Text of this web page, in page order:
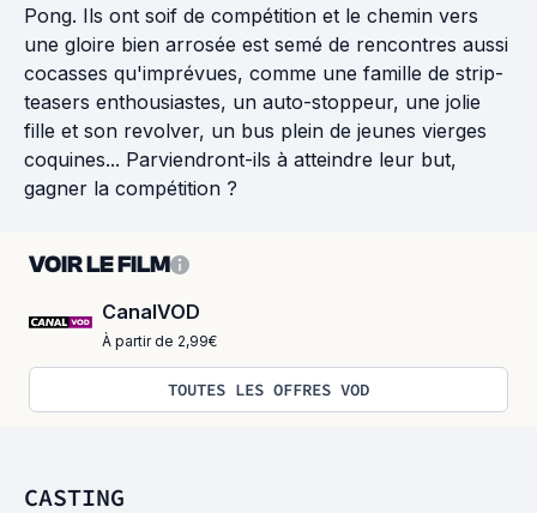
Pong. Ils ont soif de compétition et le chemin vers
une gloire bien arrosée est semé de rencontres aussi
cocasses qu'imprévues, comme une famille de strip-
teasers enthousiastes, un auto-stoppeur, une jolie
fille et son revolver, un bus plein de jeunes vierges
coquines... Parviendront-ils à atteindre leur but,
gagner la compétition ?
VOIR LE FILM
CanalVOD
À partir de 2,99€
TOUTES LES OFFRES VOD
CASTING